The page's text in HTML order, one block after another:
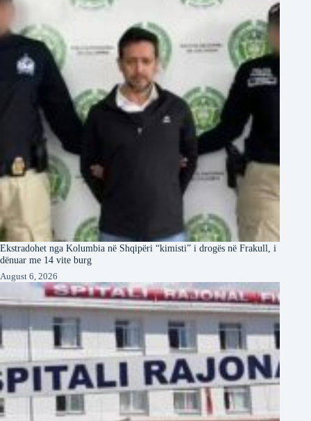
Ekstradohet nga Kolumbia në Shqipëri “kimisti” i drogës në Frakull, i
dënuar me 14 vite burg
August 6, 2026